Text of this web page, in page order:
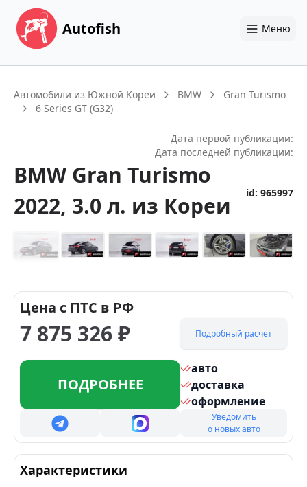
Autofish Меню
Автомобили из Южной Кореи BMW
Gran Turismo
6 Series GT (G32)
Дата первой публикации:
Дата последней публикации:
BMW Gran Turismo
2022, 3.0 л. из Кореи id: 965997
Цена с ПТС в РФ
7 875 326₽ Подробный расчет
ПОДРОБНЕЕ
авто
доставка
оформление
Уведомить
о новых авто
Характеристики